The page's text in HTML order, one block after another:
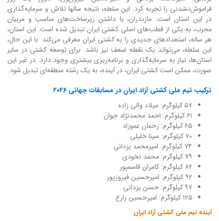
فراموش‌نشدنی را تجربه کرد. این سلطه، نتیجه سالها تلاش و سرمایه‌گذاری
در این استان است. مازندران، با داشتن زیرساخت‌های مناسب و مربیان
مجرب، به یکی از قطب‌های اصلی کشتی ایران تبدیل شده است. این استان،
هر ساله، استعدادهای جدیدی را به کشتی ایران معرفی می‌کند. با این حال،
این سلطه، می‌تواند یک نقطه ضعف نیز باشد. برای توسعه کشتی در سایر
استان‌ها، نیاز به سرمایه‌گذاری و برنامه‌ریزی بیشتری وجود دارد. در غیر این
صورت، ممکن است کشتی ایران، در آینده، به یک رشته منطقه‌ای تبدیل شود.
ترکیب تیم ملی کشتی آزاد ایران در مسابقات جهانی ۲۰۲۶
۵۷ کیلوگرم: میلاد والی زاده
۶۱ کیلوگرم: احمد محمدنژاد جوان
۶۵ کیلوگرم: رحمان عموزاد
۷۰ کیلوگرم: سینا خلیلی
۷۴ کیلوگرم: امیرمحمد یزدانی
۷۹ کیلوگرم: محمد نخودی
۸۶ کیلوگرم: کامران قاسمپور
۹۲ کیلوگرم: امیرحسین فیروزپور
۹۷ کیلوگرم: حسن یزدانی
۱۲۵ کیلوگرم: امیرحسین زارع
آینده تیم ملی کشتی آزاد ایران